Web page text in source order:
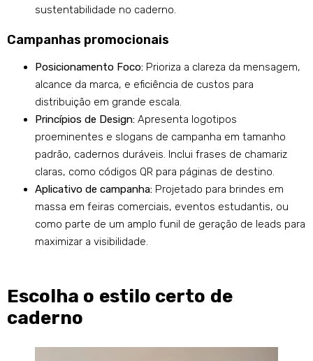
sustentabilidade no caderno.
Campanhas promocionais
Posicionamento Foco: Prioriza a clareza da mensagem,
alcance da marca, e eficiência de custos para
distribuição em grande escala.
Princípios de Design: Apresenta logotipos
proeminentes e slogans de campanha em tamanho
padrão, cadernos duráveis. Inclui frases de chamariz
claras, como códigos QR para páginas de destino.
Aplicativo de campanha: Projetado para brindes em
massa em feiras comerciais, eventos estudantis, ou
como parte de um amplo funil de geração de leads para
maximizar a visibilidade.
Escolha o estilo certo de
caderno